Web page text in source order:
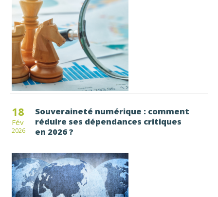
18
Fév
2026
Souveraineté numérique : comment
réduire ses dépendances critiques
en 2026 ?